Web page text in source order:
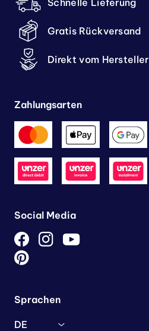
Schnelle Lieferung
Gratis Rückversand
Direkt vom Hersteller
Zahlungsarten
Social Media
Sprachen
DE